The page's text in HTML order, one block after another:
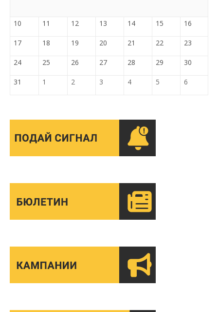
10 11 12 13 14 15 16
17 18 19 20 21 22 23
24 25 26 27 28 29 30
31 1 2 3 4 5 6